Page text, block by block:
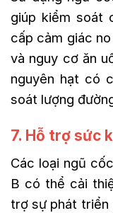
giúp kiểm soát
cấp cảm giác
và nguy cơ ăn
nguyên hạt có
soát lượng
7. Hỗ trợ sức
Các loại ngũ
B có thể cải
trợ sự phát triển